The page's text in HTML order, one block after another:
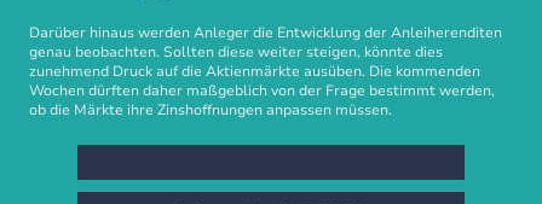
Darüber hinaus werden Anleger die Entwicklung der Anleiherenditen
genau beobachten. Sollten diese weiter steigen, könnte dies
zunehmend Druck auf die Aktienmärkte ausüben. Die kommenden
Wochen dürften daher maßgeblich von der Frage bestimmt werden,
ob die Märkte ihre Zinshoffnungen anpassen müssen.